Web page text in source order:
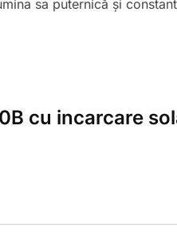
sa puternică și
cu incarcare